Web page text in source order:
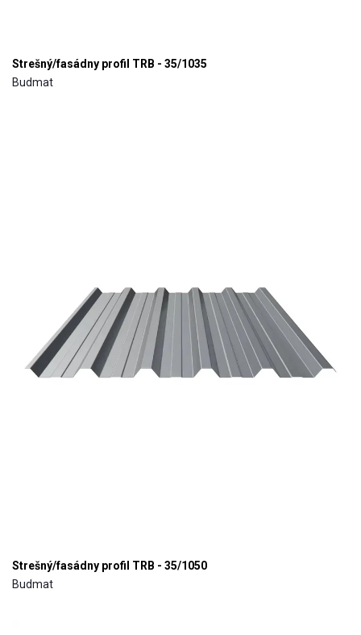
Strešný/fasádny profil TRB - 35/1035
Budmat
Strešný/fasádny profil TRB - 35/1050
Budmat